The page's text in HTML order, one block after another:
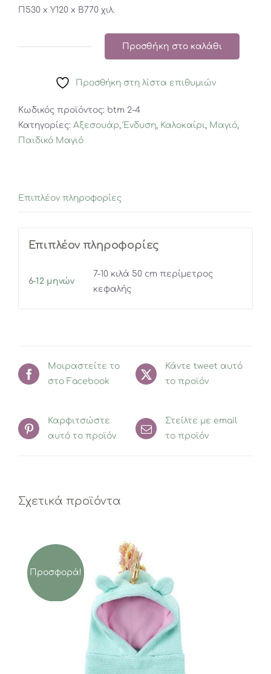
Π530 x Y120 x Β770 χιλ.
batman
Σούπερ
Ήρωας
Νυχτερίδα
ποσότητα
Προσθήκη στο καλάθι
Προσθήκη στη λίστα επιθυμιών
Κωδικός προϊόντος: btm 2-4
Κατηγορίες: Αξεσουάρ,Ένδυση, Καλοκαίρι, Μαγιό,
Παιδικό Μαγιό
Επιπλέον πληροφορίες
Επιπλέον πληροφορίες
6-12 μηνών
7-10 κιλά 50 cm περίμετρος
κεφαλής
Μοιραστείτε το
στο Facebook
Κάντε tweet αυτό
το προϊόν
Καρφιτσώστε
αυτό το προϊόν
Στείλτε με email
το προϊόν
Σχετικά προϊόντα
Προσφορά!